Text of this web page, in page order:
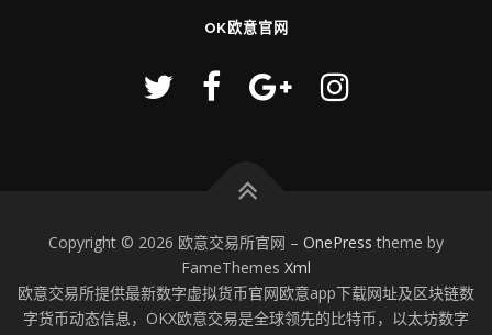
OK欧意官网
Copyright © 2026 欧意交易所官网 – OnePress theme by
FameThemes Xml
欧意交易所提供最新数字虚拟货币官网欧意app下载网址及区块链数
字货币动态信息，OKX欧意交易是全球领先的比特币，以太坊数字